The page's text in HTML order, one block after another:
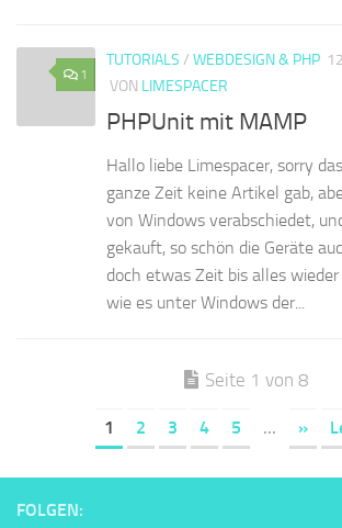
1
TUTORIALS / WEBDESIGN & PHP
VON LIMESPACER
PHPUnit mit MAMP
Hallo liebe Limespacer, sorry
ganze Zeit keine Artikel gab,
von Windows verabschiedet,
gekauft, so schön die Geräte
doch etwas Zeit bis alles
wie es unter Windows der...
Seite 1 von 8
1 2 3 4 5 ... »
FOLGEN: